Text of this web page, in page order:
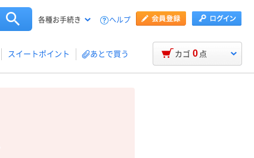
各種お手続き ヘルプ
スイートポイント あとで買う カゴ 0 点